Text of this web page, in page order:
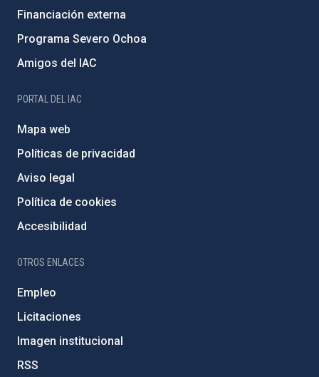
Financiación externa
Programa Severo Ochoa
Amigos del IAC
PORTAL DEL IAC
Mapa web
Políticas de privacidad
Aviso legal
Política de cookies
Accesibilidad
OTROS ENLACES
Empleo
Licitaciones
Imagen institucional
RSS